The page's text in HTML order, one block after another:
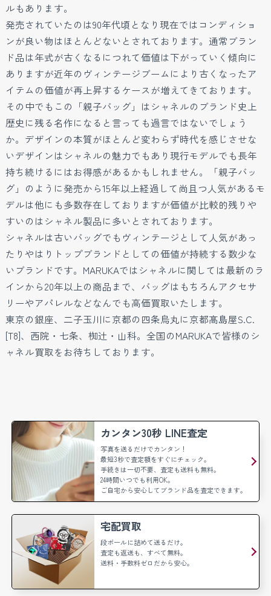
ルもあります。
発売されていたのは90年代頃となり現在ではコンディショ
ンが良い物はほとんどないとされております。通常ブラン
ド品は年式が古くなるにつれて価値は下がっていく傾向に
ありますが近年のヴィンテージブームにより古くなったア
イテムの価値が再上昇するケースが増えてきております。
その中でもこの「親子バッグ」はシャネルのブランド史上
歴史に残る名作になると言っても過言ではないでしょう
か。デザインの本質がほとんど変わらず時代を感じさせな
いデザインはシャネルの魅力でもあり現行モデルでも長年
持ち続けるにはお得感があるかもしれません。「親子バッ
グ」のように発売から15年以上経過して尚且つ人気があるモ
デルは他にも多数存在しておりますが価値が比較的残りや
すいのはシャネル製品に多いとされております。
シャネルは古いバッグでもヴィンテージとして人気があっ
たりやはりトップブランドとしての価値が持続する数少な
いブランドです。MARUKAではシャネルに関しては最新のラ
インから20年以上の商品まで、バッグはもちろんアクセサ
リーやアパレルなどなんでも高価買取いたします。
東京の銀座、二子玉川に京都の四条烏丸に京都髙島屋S.C.
[T8]、西院・七条、椥辻・山科。全国のMARUKAで皆様のシ
ャネル買取をお待ちしております。
カンタン30秒 LINE査定
写真を送るだけでカンタン！
最短3秒で査定額をすぐにチェック。
手続きは一切不要、査定も送料も無料。
24時間いつでも利用OK。
ご自宅から安心してブランド品を査定できます。
宅配買取
段ボールに詰めて送るだけ。
査定も返送も、すべて無料。
送料・手数料ゼロだから安心。